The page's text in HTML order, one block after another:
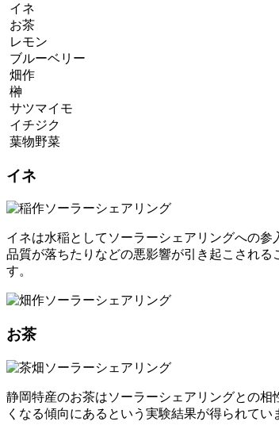
イネ
お茶
レモン
ブルーベリー
畑作
榊
サツマイモ
イチジク
葉物野菜
イネ
イネは水稲としてソーラーシェアリングへの
品質が落ちたりなどの悪影響が引き起こされ
す。
お茶
静岡特産のお茶はソーラーシェアリングとの
くなる傾向にあるという実験結果が得られて